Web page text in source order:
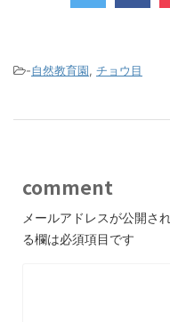
-自然教育園, チョウ目
comment
メールアドレスが公開さ
る欄は必須項目です